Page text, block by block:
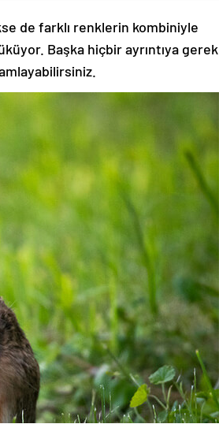
de farklı renklerin kombiniyle
Başka hiçbir ayrıntıya gerek